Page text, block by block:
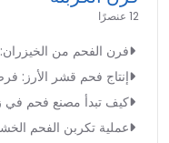
12 عنصرًا
فرن الفحم من
إنتاج فحم قشر الأرز:
كيف تبدأ مصنع فحم في
عملية تكربن الفحم